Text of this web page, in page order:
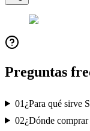
Preguntas
01 ¿Para qué sirve
02¿Dónde